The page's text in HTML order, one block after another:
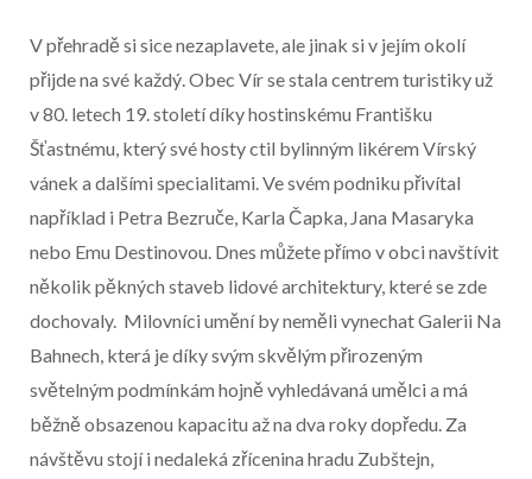
V přehradě si sice nezaplavete, ale jinak si v jejím okolí
přijde na své každý. Obec Vír se stala centrem turistiky už
v 80. letech 19. století díky hostinskému Františku
Šťastnému, který své hosty ctil bylinným likérem Vírský
vánek a dalšími specialitami. Ve svém podniku přivítal
například i Petra Bezruče, Karla Čapka, Jana Masaryka
nebo Emu Destinovou. Dnes můžete přímo v obci navštívit
několik pěkných staveb lidové architektury, které se zde
dochovaly. Milovníci umění by neměli vynechat Galerii Na
Bahnech, která je díky svým skvělým přirozeným
světelným podmínkám hojně vyhledávaná umělci a má
běžně obsazenou kapacitu až na dva roky dopředu. Za
návštěvu stojí i nedaleká zřícenina hradu Zubštejn,